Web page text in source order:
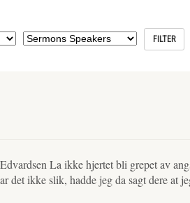
La ikke hjertet bli grepet av
det ikke slik, hadde jeg da sagt dere at